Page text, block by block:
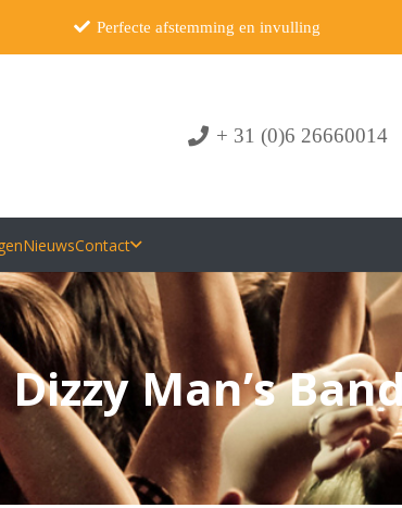
Perfecte afstemming en invulling
+ 31 (0)6 26660014
NieuwsContact
Dizzy Man’s